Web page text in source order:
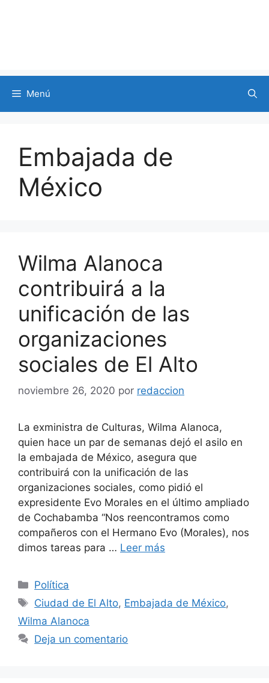
Menú
Embajada de
México
Wilma Alanoca
contribuirá a la
unificación de las
organizaciones
sociales de El Alto
noviembre 26, 2020 por redaccion
La exministra de Culturas, Wilma Alanoca,
quien hace un par de semanas dejó el asilo en
la embajada de México, asegura que
contribuirá con la unificación de las
organizaciones sociales, como pidió el
expresidente Evo Morales en el último ampliado
de Cochabamba “Nos reencontramos como
compañeros con el Hermano Evo (Morales), nos
dimos tareas para … Leer más
Categorías
Política
Etiquetas
Ciudad de El Alto, Embajada de México,
Wilma Alanoca
Deja un comentario